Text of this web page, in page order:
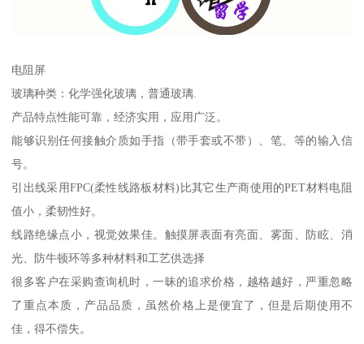
电阻屏
玻璃种类：化学强化玻璃，普通玻璃.
产品特点性能可靠，经济实用，应用广泛。
能够识别任何接触介质如手指（带手套或不带）、笔、等的输入信
号。
引出线采用FPC(柔性线路板材料)比其它生产商使用的PET材料电阻
值小，柔韧性好。
线路绝缘点小，视觉效果佳。触摸屏表面有亮面、雾面、防眩、消
光、防牛顿环等多种材料和工艺供选择
很多客户在采购查询机时，一昧的追求价格，越格越好，严重忽略
了重点本质，产品品质，虽然价格上是便宜了，但是后期使用不
佳，得不偿失。